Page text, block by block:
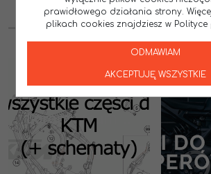
1 2
prawidłowego działania strony.
plikach cookies znajdziesz w Polityce
ODMAWIAM
AKCEPTUJĘ WSZYSTKIE